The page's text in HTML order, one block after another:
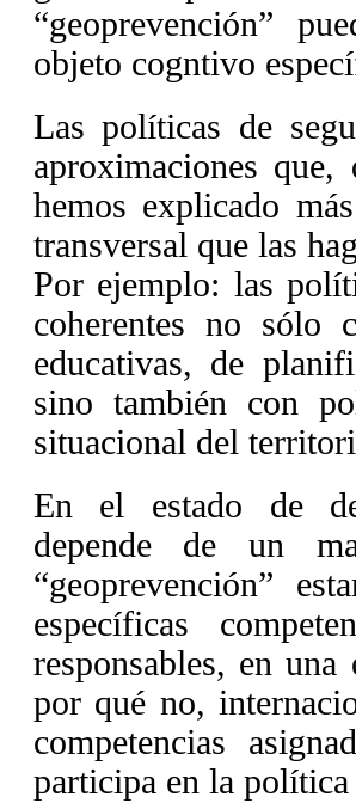
“geoprevención”
objeto cogntivo
Las políticas de
aproximaciones que,
hemos explicado
transversal que las
Por ejemplo: las
coherentes no sólo
educativas, de
sino también con
situacional del
En el estado de
depende de un
“geoprevención”
específicas
responsables, en
por qué no,
competencias
participa en la política